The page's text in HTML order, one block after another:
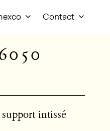
Contact
intissé